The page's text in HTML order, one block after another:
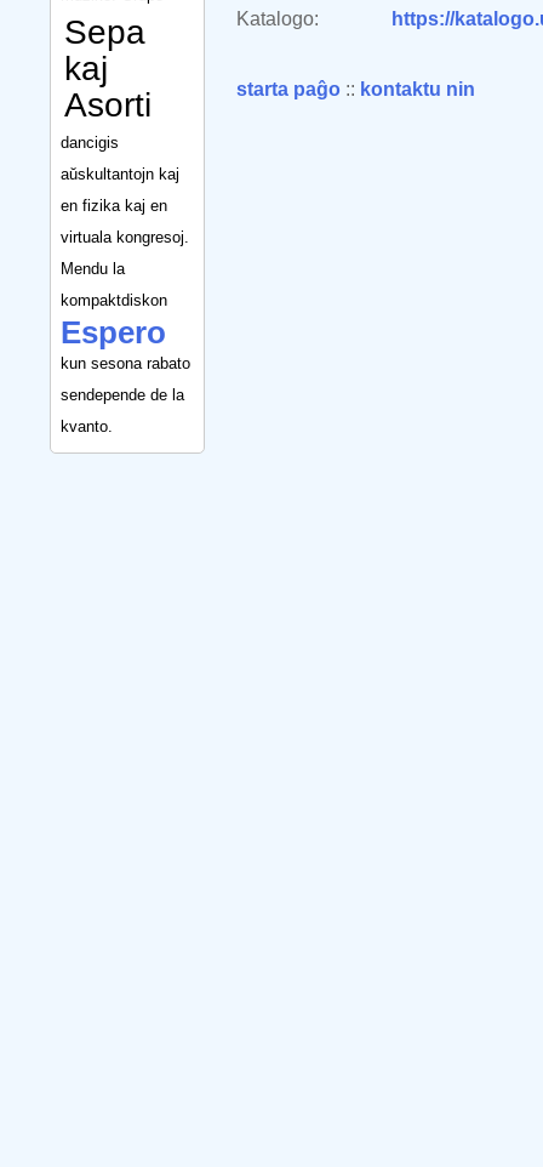
Sepa
kaj
Asorti
dancigis
aŭskultantojn kaj
en fizika kaj en
virtuala kongresoj.
Mendu la
kompaktdiskon
Espero
kun sesona rabato
sendepende de la
kvanto.
Katalogo:
https://
starta paĝo :: kontaktu nin